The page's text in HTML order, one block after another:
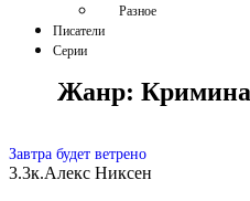
Разное
Писатели
Серии
Жанр:
Завтра будет ветрено
3.3к.Алекс Никсен